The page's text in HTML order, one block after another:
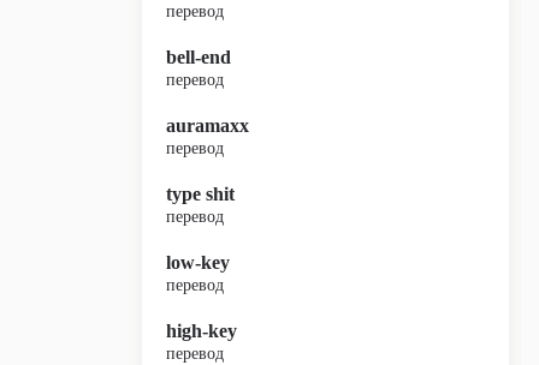
перевод
bell-end
перевод
auramaxx
перевод
type shit
перевод
low-key
перевод
high-key
перевод